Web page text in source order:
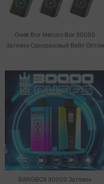
Geek Bar Meloso Bar 30000
Затяжек Одноразовый Вейп Оптом
BANGBOX 30000 Затяжек